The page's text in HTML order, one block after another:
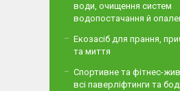
води, очищення систем
водопостачання й
Екозасіб для прання,
та миття
Спортивне та фітнес-
всі паверліфтинги та